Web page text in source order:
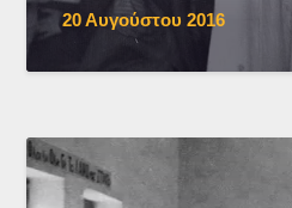
20 Αυγούστου 2016